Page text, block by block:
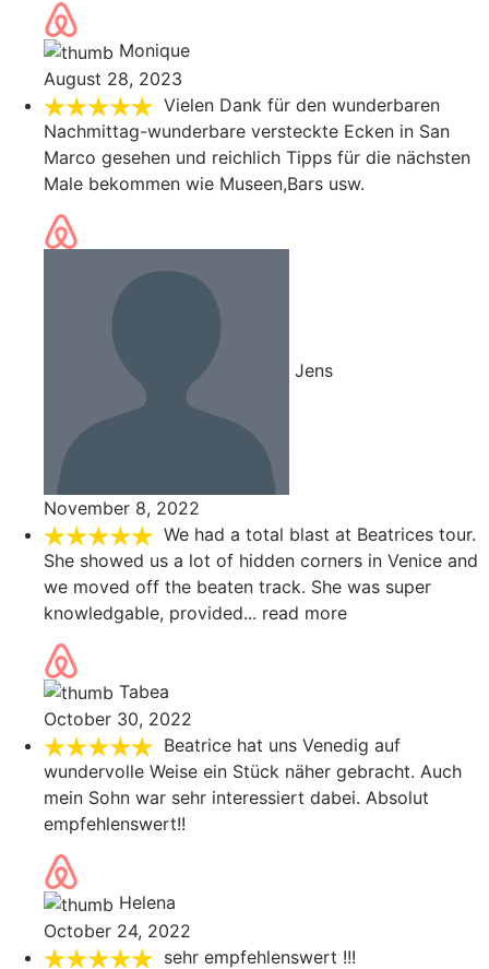
Monique
August 28, 2023
Vielen Dank für den wunderbaren
Nachmittag-wunderbare versteckte Ecken in San
Marco gesehen und reichlich Tipps für die nächsten
Male bekommen wie Museen,Bars usw.
Jens
November 8, 2022
We had a total blast at Beatrices tour.
She showed us a lot of hidden corners in Venice and
we moved off the beaten track. She was super
knowledgable, provided... read more
Tabea
October 30, 2022
Beatrice hat uns Venedig auf
wundervolle Weise ein Stück näher gebracht. Auch
mein Sohn war sehr interessiert dabei. Absolut
empfehlenswert!!
Helena
October 24, 2022
sehr empfehlenswert !!!